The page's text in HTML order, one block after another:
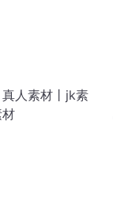
人素材丨jk素